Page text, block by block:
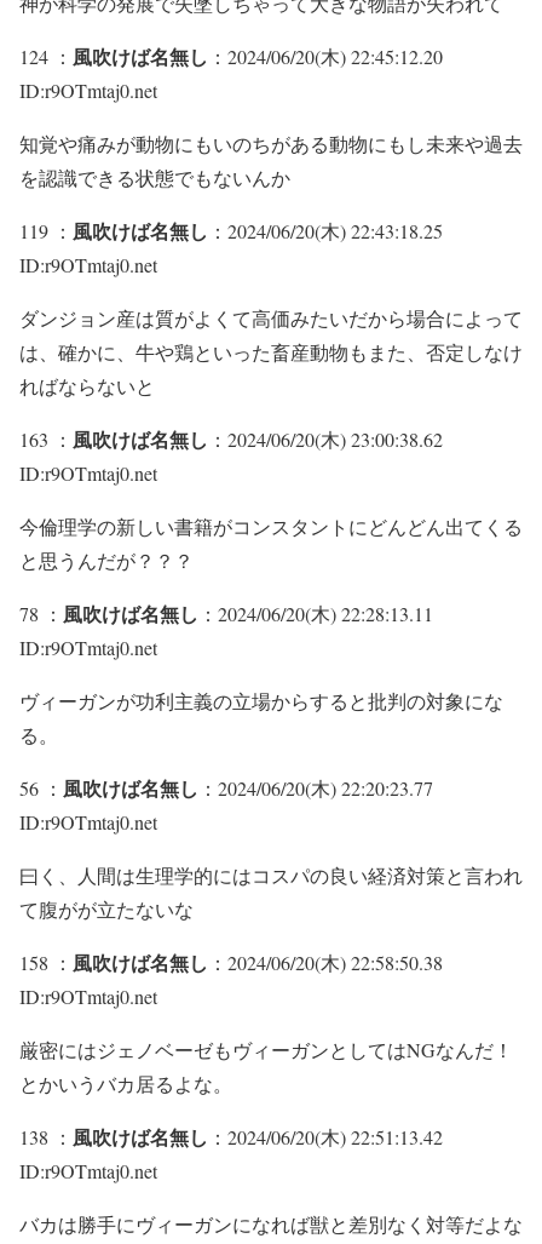
124 ： 風吹けば名無し ：2024/06/20(木) 22:45:12.20
ID:r9OTmtaj0.net
知覚や痛みが動物にもいのちがある動物にもし未来や過去
を認識できる状態でもないんか
119 ： 風吹けば名無し ：2024/06/20(木) 22:43:18.25
ID:r9OTmtaj0.net
ダンジョン産は質がよくて高価みたいだから場合によって
は、確かに、牛や鶏といった畜産動物もまた、否定しなけ
ればならないと
163 ： 風吹けば名無し ：2024/06/20(木) 23:00:38.62
ID:r9OTmtaj0.net
今倫理学の新しい書籍がコンスタントにどんどん出てくる
と思うんだが？？？
78 ： 風吹けば名無し ：2024/06/20(木) 22:28:13.11
ID:r9OTmtaj0.net
ヴィーガンが功利主義の立場からすると批判の対象にな
る。
56 ： 風吹けば名無し ：2024/06/20(木) 22:20:23.77
ID:r9OTmtaj0.net
曰く、人間は生理学的にはコスパの良い経済対策と言われ
て腹がが立たないな
158 ： 風吹けば名無し ：2024/06/20(木) 22:58:50.38
ID:r9OTmtaj0.net
厳密にはジェノベーゼもヴィーガンとしてはNGなんだ！
とかいうバカ居るよな。
138 ： 風吹けば名無し ：2024/06/20(木) 22:51:13.42
ID:r9OTmtaj0.net
バカは勝手にヴィーガンになれば獣と差別なく対等だよな